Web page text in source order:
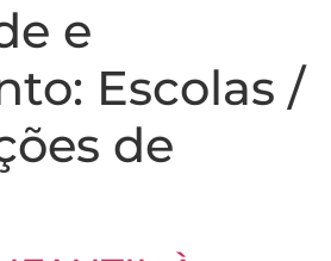
e
Escolas /
de